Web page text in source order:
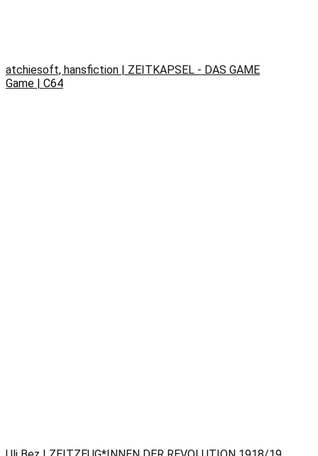
atchiesoft, hansfiction | ZEITKAPSEL - DAS GAME
Game | C64